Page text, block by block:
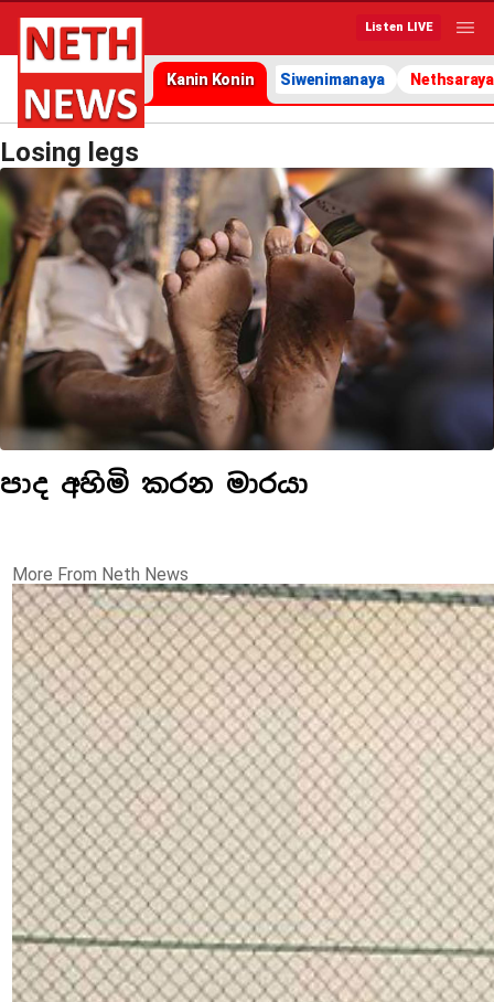
Listen LIVE
Kanin Konin Siwenimanaya Nethsaraya
Losing legs
පාද අහිමි කරන මාරයා
More From Neth News